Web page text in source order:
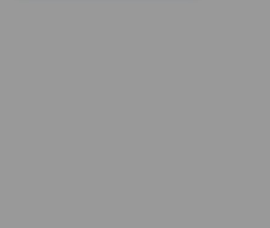
eines Umzugsunternehmens
von Sirelo unterliegen